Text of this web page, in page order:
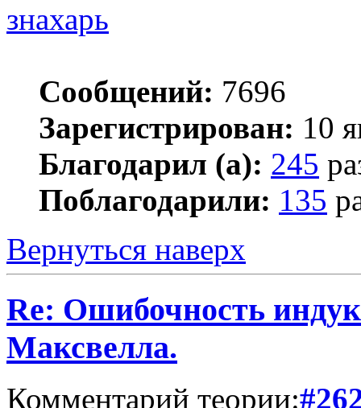
знахарь
Сообщений: 7696
Зарегистрирован: 10
Благодарил (а): 245
Поблагодарили: 135
Вернуться наверх
Re: Ошибочность
Максвелла.
Комментарий теории: